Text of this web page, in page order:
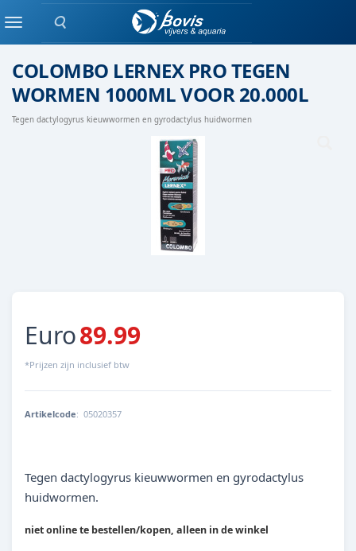
Zoeken
Menugeneesmiddelen
COLOMBO LERNEX PRO TEGEN
WORMEN 1000ML VOOR 20.000L
Tegen dactylogyrus kieuwwormen en gyrodactylus huidwormen
Euro89.99
*Prijzen zijn inclusief btw
Artikelcode: 05020357
Tegen dactylogyrus kieuwwormen en gyrodactylus
huidwormen.
niet online te bestellen/kopen, alleen in de winkel